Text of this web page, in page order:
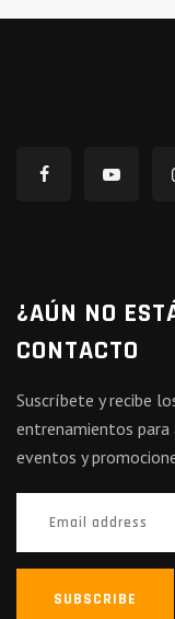
¿AÚN NO
CONTACTO
Suscríbete y recibe
entrenamientos para
eventos y
SUBSCRIBE